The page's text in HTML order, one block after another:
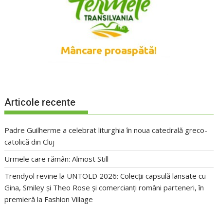
Articole recente
Padre Guilherme a celebrat liturghia în noua catedrală greco-
catolică din Cluj
Urmele care rămân: Almost Still
Trendyol revine la UNTOLD 2026: Colecții capsulă lansate cu
Gina, Smiley și Theo Rose și comercianți români parteneri, în
premieră la Fashion Village